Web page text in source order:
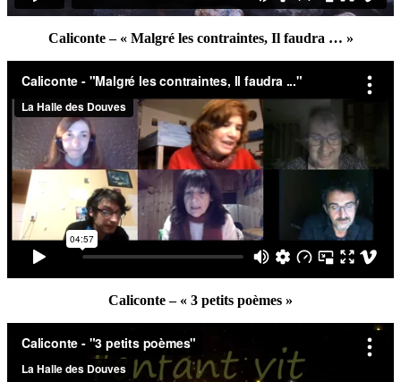
Caliconte – « Malgré les contraintes, Il faudra … »
Caliconte – « 3 petits poèmes »